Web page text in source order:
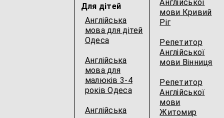
Для дітей
Англійська
мова для дітей
Одеса
Англійська
мова для
малюків 3-4
років Одеса
Англійська
Англійської
мови Кривий
Ріг
Репетитор
Англійської
мови Вінниця
Репетитор
Англійської
мови
Житомир